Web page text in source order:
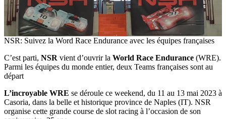
NSR: Suivez la Word Race Endurance avec les équipes françaises
C’est parti, NSR vient d’ouvrir la World Race Endurance (WRE).
Parmi les équipes du monde entier, deux Teams françaises sont au
départ
L’incroyable WRE se déroule ce weekend, du 11 au 13 mai 2023 à
Casoria, dans la belle et historique province de Naples (IT). NSR
organise cette grande course de slot racing à l’occasion de son